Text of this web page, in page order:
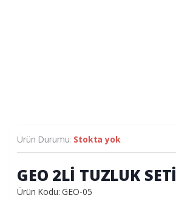
Ürün Durumu: Stokta yok
GEO 2Lİ TUZLUK SETİ
Ürün Kodu: GEO-05